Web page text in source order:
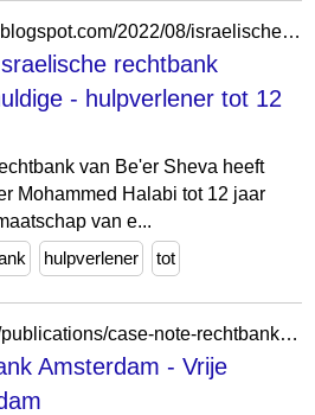
https://abu-pessoptimist.blogspot.com/2022/08/israelische-rechtbank-veroordeelt.html
rechtbank
- hulpverlener tot 12
van Be'er Sheva heeft
Mohammed Halabi tot 12 jaar
van e...
hulpverlener tot
https://research.vu.nl/en/publications/case-note-rechtbank-amsterdam-10/
Amsterdam - Vrije